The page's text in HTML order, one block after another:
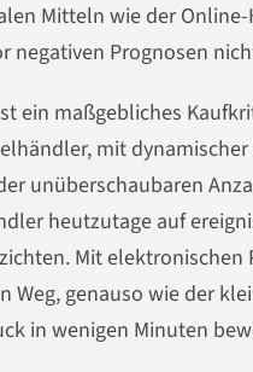
Mitteln wie der
negativen Prognosen
ein maßgebliches
mit
unüberschaubaren
heutzutage auf
Mit
genauso wie der
in wenigen Minuten